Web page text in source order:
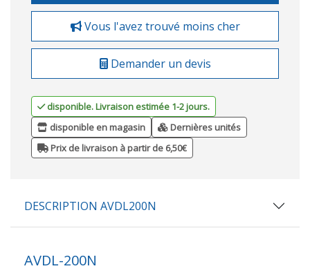
Vous l'avez trouvé moins cher
Demander un devis
disponible. Livraison estimée 1-2 jours.
disponible en magasin
Dernières unités
Prix de livraison à partir de 6,50€
DESCRIPTION AVDL200N
AVDL-200N